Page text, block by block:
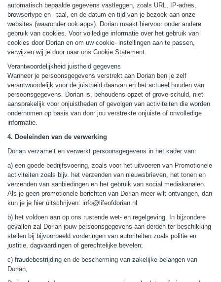
automatisch bepaalde gegevens vastleggen, zoals URL, IP-adres,
browsertype en –taal, en de datum en tijd van je bezoek aan onze
websites (waaronder ook apps). Dorian maakt hiervoor onder andere
gebruik van cookies. Voor volledige informatie over het gebruik van
cookies door Dorian en om uw cookie- instellingen aan te passen,
verwijzen wij je door naar ons Cookie Statement.
Verantwoordelijkheid juistheid gegevens
Wanneer je persoonsgegevens verstrekt aan Dorian ben je zelf
verantwoordelijk voor de juistheid daarvan en het actueel houden van
persoonsgegevens. Dorian is, behoudens opzet of grove schuld, niet
aansprakelijk voor onjuistheden of gevolgen van activiteiten die worden
ondernomen op basis van door jou verstrekte onjuiste of onvolledige
informatie.
4. Doeleinden van de verwerking
Dorian verzamelt en verwerkt persoonsgegevens in het kader van:
a) een goede bedrijfsvoering, zoals voor het uitvoeren van Promotionele
activiteiten zoals bijv. het verzenden van nieuwsbrieven, het tonen en
verzenden van aanbiedingen en het gebruik van social mediakanalen.
Als je geen promotionele berichten van Dorian meer wilt ontvangen, dan
kun je je hier uitschrijven: info@lifeofdorian.nl
b) het voldoen aan op ons rustende wet- en regelgeving. In bijzondere
gevallen zal Dorian jouw persoonsgegevens aan derden ter beschikking
stellen bij bijvoorbeeld vorderingen van autoriteiten zoals politie en
justitie, dagvaardingen of gerechtelijke bevelen;
c) fraudebestrijding en de bescherming van zakelijke belangen van
Dorian;